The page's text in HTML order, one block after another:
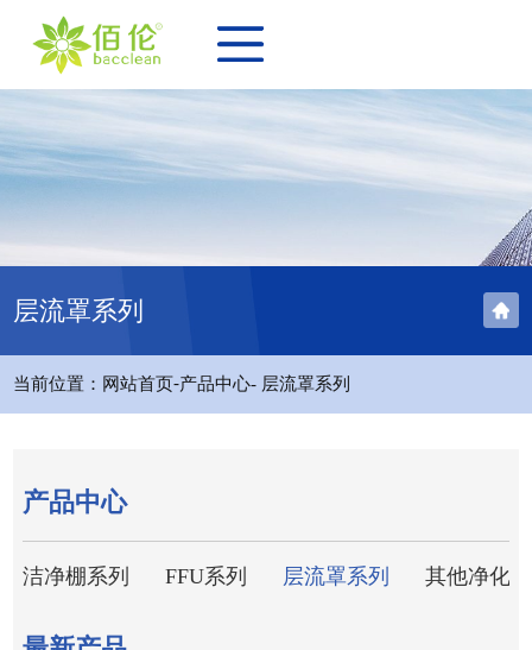
层流罩系列
当前位置： 网站首页-产品中心- 层流罩系列
产品中心
洁净棚系列 FFU系列 层流罩系列 其他净化